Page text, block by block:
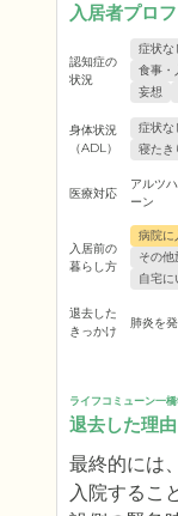
入居者プロ
認知症の
状況
症状な
食事・
妄想
身体状況
（ADL）
症状な
寝たき
医療対応
アルツ
ーン
入居前の
暮らし方
病院に
その他
自宅に
退去した
きっかけ
肺炎を
ライフコミューン一
退去した理由
最終的には
入院するこ